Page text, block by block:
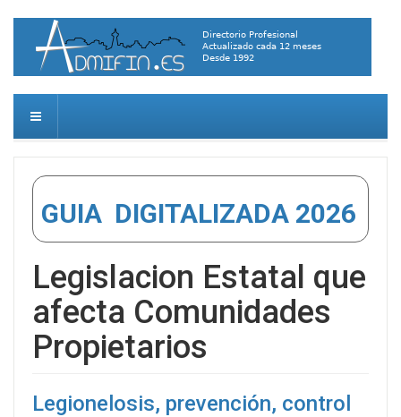
GUIA DIGITALIZADA 2026
Legislacion Estatal que
afecta Comunidades
Propietarios
Legionelosis, prevención, control